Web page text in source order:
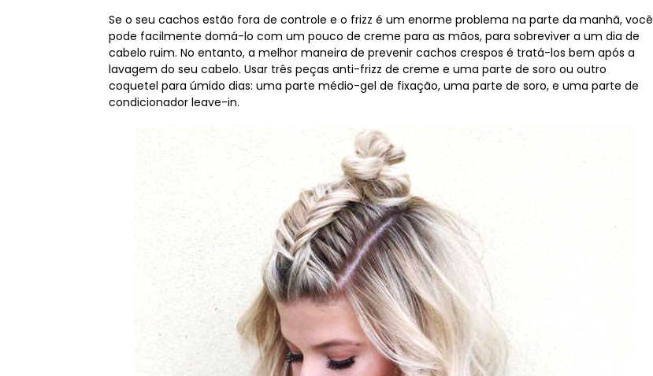
Se o seu cachos estão fora de controle e o frizz é um enorme problema na parte da manhã, você
pode facilmente domá-lo com um pouco de creme para as mãos, para sobreviver a um dia de
cabelo ruim. No entanto, a melhor maneira de prevenir cachos crespos é tratá-los bem após a
lavagem do seu cabelo. Usar três peças anti-frizz de creme e uma parte de soro ou outro
coquetel para úmido dias: uma parte médio-gel de fixação, uma parte de soro, e uma parte de
condicionador leave-in.